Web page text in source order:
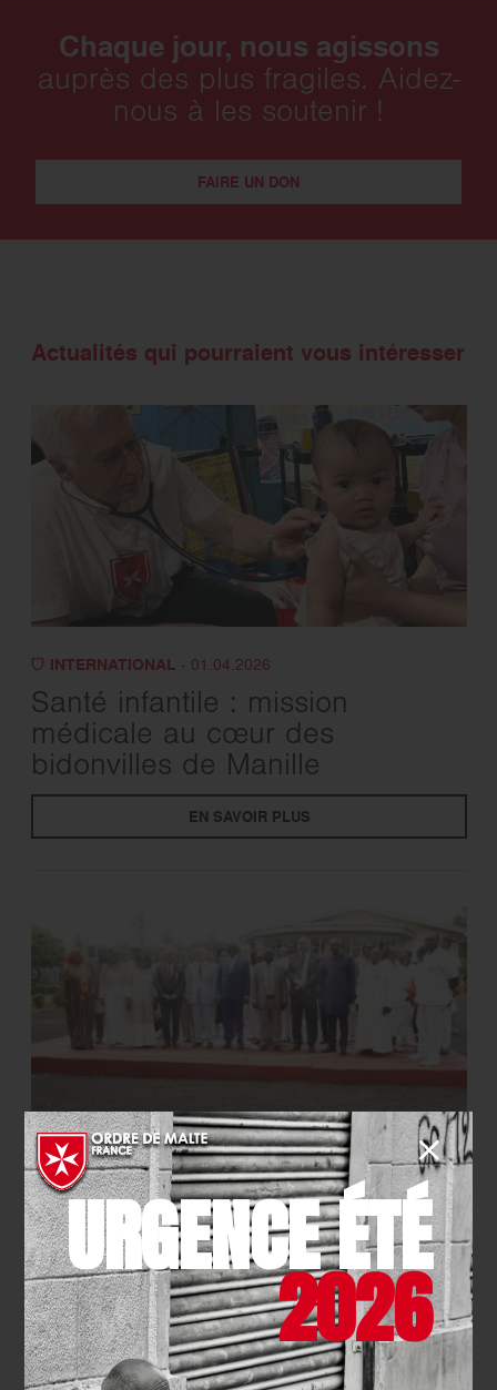
Chaque jour, nous agissons
auprès des plus fragiles. Aidez-
nous à les soutenir !
FAIRE UN DON
Actualités qui pourraient vous intéresser
INTERNATIONAL - 01.04.2026
Santé infantile : mission
médicale au cœur des
bidonvilles de Manille
EN SAVOIR PLUS
INTERNATIONAL- 16.03.2026
Cameroun : l’Hôpital Saint-Jean
de Malte concrétise deux
partenariats clés pour de
meilleurs soins
EN SAVOIR PLUS
URGENCE ÉTÉ
2026